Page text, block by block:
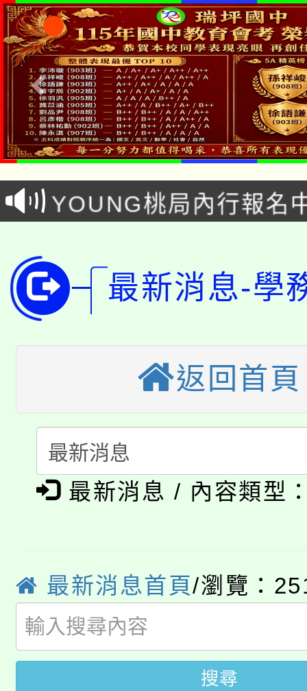
「本色祭」8/29、30在
場熱烈登場!
8/21下午1時於龍潭區
徵才活動。
YOUNG桃局內行報名
8月14至27日，桃園電
開!
115年桃園市運動會8/
田徑場及游泳池舉行。
桃園市低收入戶享有免
半價優惠，詳情可洽有
者。
份教師增能研習
大溪自造教育及科技
淨零綠生活教案入校路
會
115年食農教育專業人
程
「本色祭」8/29、30在
場熱烈登場!
8/21下午1時於龍潭區
局官網。
8月14至27日，桃園電
開!
115年桃園市運動會8/
田徑場及游泳池舉行。
桃園市低收入戶享有免
視費優惠，中低收入戶
大園自造教育及科技
最新消息-學
返回首頁
最新消息 / 內容類型
最新消息首頁/瀏覽：
搜尋